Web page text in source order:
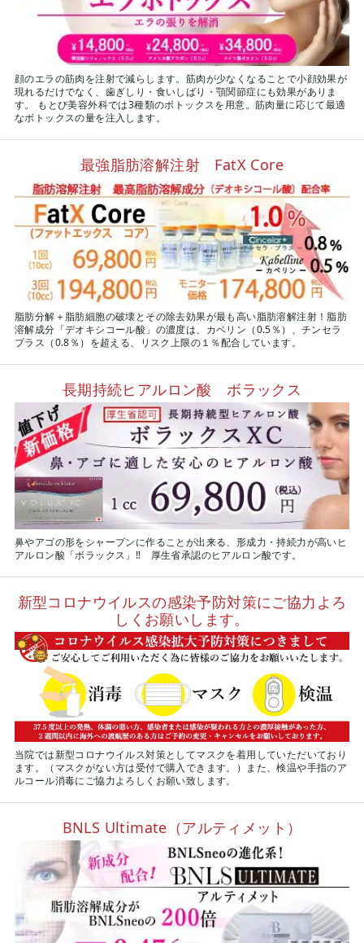
顔のエラの筋肉を注射で減らします。筋肉が少なくなることで小顔効果が
現れるだけでなく、歯ぎしり・食いしばり・顎関節症にも効果がありま
す。 もとび美容外科では3種類のボトックスを用意。筋肉量に応じて最適
なボトックスの量を注入します。
最強脂肪溶解注射 FatX Core
脂肪分解＋脂肪細胞の破壊とその除去効果が最も高い脂肪溶解注射！脂肪
溶解成分「デオキシコール酸」の濃度は、カベリン（0.5％）、チンセラ
プラス（0.8％）を超える、リスク上限の１％配合しています。
長期持続ヒアルロン酸 ボラックス
鼻やアゴの形をシャープンに作ることが出来る、形成力・持続力が高いヒ
アルロン酸「ボラックス」‼ 厚生省承認のヒアルロン酸です。
新型コロナウイルスの感染予防対策にご協力よろ
しくお願いします。
当院では新型コロナウイルス対策としてマスクを着用していただいており
ます。（マスクがない方は受付で購入できます。）また、検温や手指のア
ルコール消毒にご協力よろしくお願い致します。
BNLS Ultimate（アルティメット）